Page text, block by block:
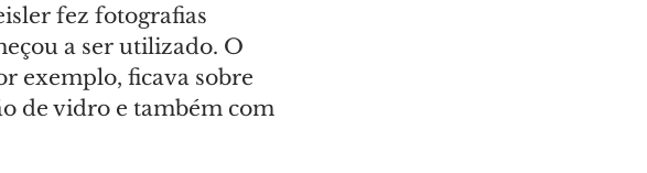
fez fotografias
a ser utilizado. O
exemplo, ficava sobre
de vidro e também com